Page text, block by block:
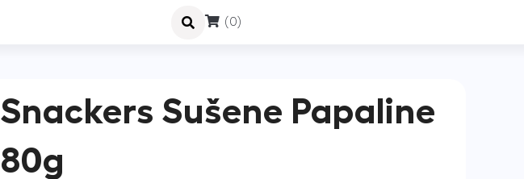
(0)
Snackers Sušene Papaline
80g